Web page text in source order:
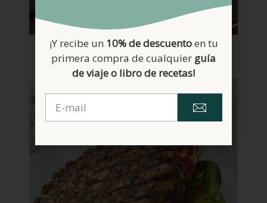
Schnitzel con patatas
¡Y recibe un 10% de descuentoen tu
primera compra de cualquier guía
de viaje o libro de recetas!